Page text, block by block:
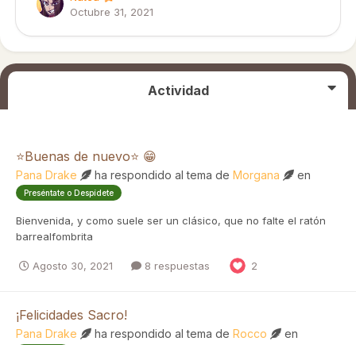
Octubre 31, 2021
Actividad
⭐Buenas de nuevo⭐ 😁
Pana Drake ha respondido al tema de Morgana en
Preséntate o Despídete
Bienvenida, y como suele ser un clásico, que no falte el ratón
barrealfombrita
Agosto 30, 2021 8 respuestas 2
¡Felicidades Sacro!
Pana Drake ha respondido al tema de Rocco en